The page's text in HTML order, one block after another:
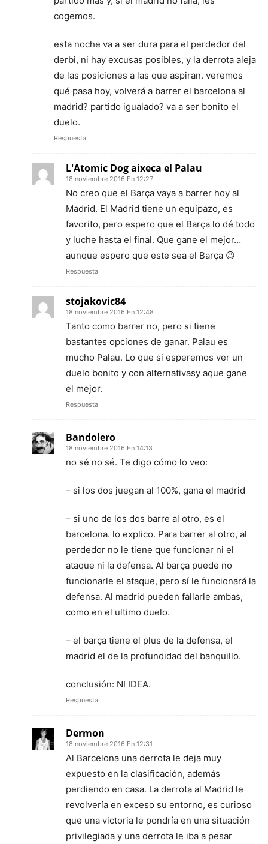
cogemos.
esta noche va a ser dura para el perdedor del
derbi, ni hay excusas posibles, y la derrota aleja
de las posiciones a las que aspiran. veremos
qué pasa hoy, volverá a barrer el barcelona al
madrid? partido igualado? va a ser bonito el
duelo.
Respuesta
L'Atomic Dog aixeca el Palau
18 noviembre 2016 En 12:27
No creo que el Barça vaya a barrer hoy al
Madrid. El Madrid tiene un equipazo, es
favorito, pero espero que el Barça lo dé todo
y luche hasta el final. Que gane el mejor…
aunque espero que este sea el Barça 😉
Respuesta
stojakovic84
18 noviembre 2016 En 12:48
Tanto como barrer no, pero si tiene
bastantes opciones de ganar. Palau es
mucho Palau. Lo que si esperemos ver un
duelo bonito y con alternativasy aque gane
el mejor.
Respuesta
Bandolero
18 noviembre 2016 En 14:13
no sé no sé. Te digo cómo lo veo:
– si los dos juegan al 100%, gana el madrid
– si uno de los dos barre al otro, es el
barcelona. lo explico. Para barrer al otro, al
perdedor no le tiene que funcionar ni el
ataque ni la defensa. Al barça puede no
funcionarle el ataque, pero sí le funcionará la
defensa. Al madrid pueden fallarle ambas,
como en el ultimo duelo.
– el barça tiene el plus de la defensa, el
madrid el de la profundidad del banquillo.
conclusión: NI IDEA.
Respuesta
Dermon
18 noviembre 2016 En 12:31
Al Barcelona una derrota le deja muy
expuesto en la clasificación, además
perdiendo en casa. La derrota al Madrid le
revolvería en exceso su entorno, es curioso
que una victoria le pondría en una situación
privilegiada y una derrota le iba a pesar